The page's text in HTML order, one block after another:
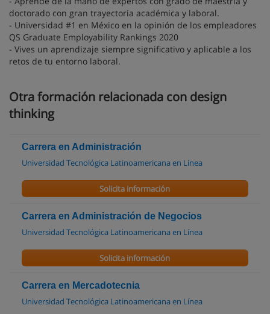
doctorado con gran trayectoria académica y laboral.
- Universidad #1 en México en la opinión de los empleadores
QS Graduate Employability Rankings 2020
- Vives un aprendizaje siempre significativo y aplicable a los
retos de tu entorno laboral.
Otra formación relacionada con design
thinking
Carrera en Administración
Universidad Tecnológica Latinoamericana en Línea
Solicita información
Carrera en Administración de Negocios
Universidad Tecnológica Latinoamericana en Línea
Solicita información
Carrera en Mercadotecnia
Universidad Tecnológica Latinoamericana en Línea